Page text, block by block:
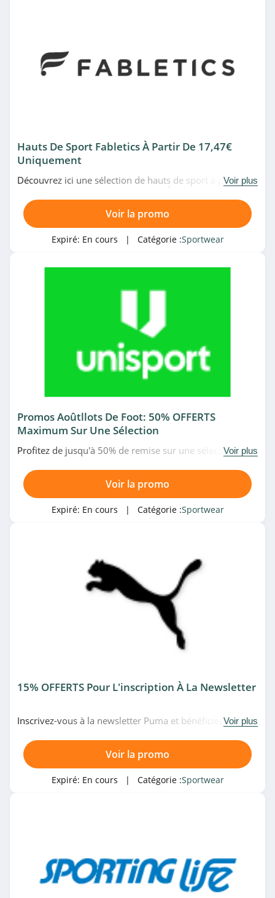
Hauts De Sport Fabletics À Partir De 17,47€
Uniquement
Découvrez ici une sélection de hauts de sport à partir de
Voir plus
Voir la promo
Expiré: En cours | Catégorie :Sportwear
Promos Aoûtllots De Foot: 50% OFFERTS
Maximum Sur Une Sélection
Profitez de jusqu'à 50% de remise sur une sélection de
Voir plus
Voir la promo
Expiré: En cours | Catégorie :Sportwear
15% OFFERTS Pour L'inscription À La Newsletter
Inscrivez-vous à la newsletter Puma et bénéficiez 15% de
Voir plus
Voir la promo
Expiré: En cours | Catégorie :Sportwear